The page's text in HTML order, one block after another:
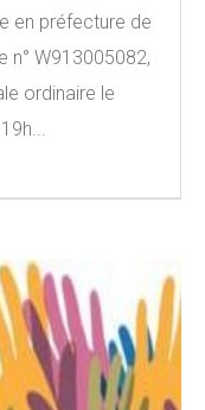
en préfecture de
n° W913005082,
ordinaire le